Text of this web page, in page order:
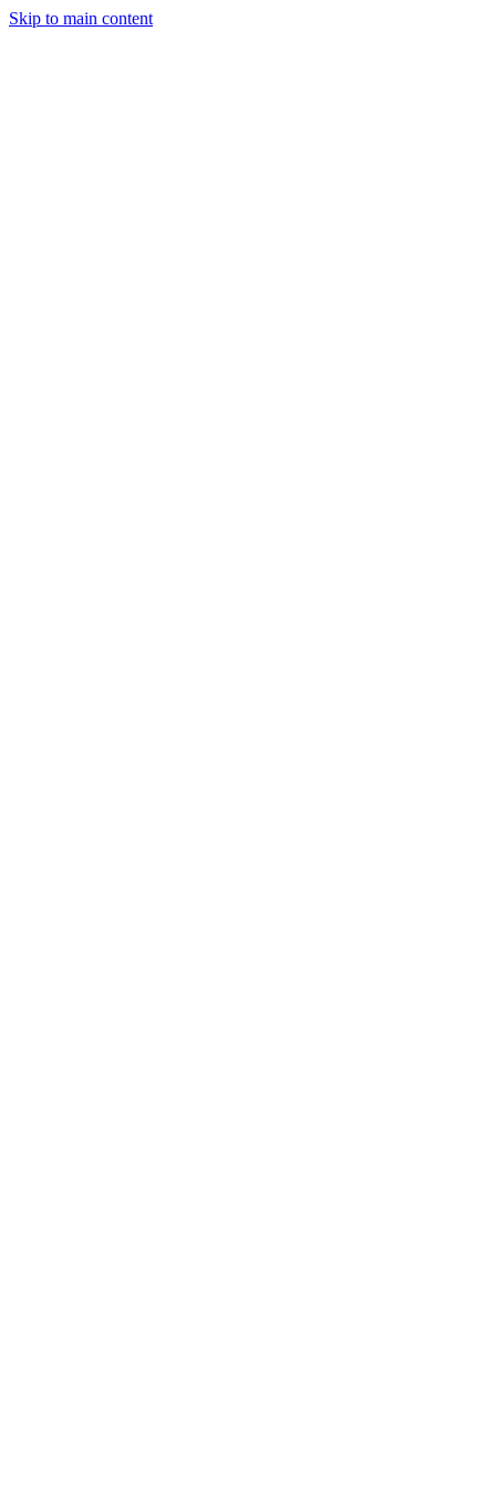
Skip to main content